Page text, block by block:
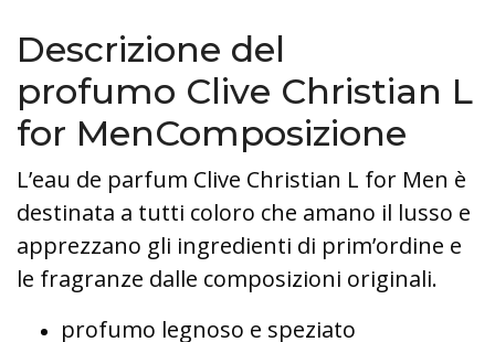
Descrizione del
profumo Clive Christian L
for MenComposizione
L’eau de parfum Clive Christian L for Men è
destinata a tutti coloro che amano il lusso e
apprezzano gli ingredienti di prim’ordine e
le fragranze dalle composizioni originali.
profumo legnoso e speziato